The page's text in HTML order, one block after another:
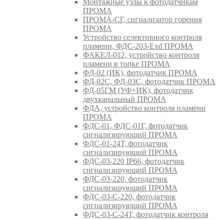
Монтажные узлы к фотодатчикам
ПРОМА
ПРОМА-СГ, сигнализатор горения
ПРОМА
Устройство селективного контроля
пламени, ФДС-203-Exd ПРОМА
ФАКЕЛ-012, устройство контроля
пламени в топке ПРОМА
ФД-02 (ИК), фотодатчик ПРОМА
ФД-02С, ФД-03С, фотодатчик ПРОМА
ФД-05ГМ (УФ+ИК), фотодатчик
двухканальный ПРОМА
ФДА, устройство контроля пламени
ПРОМА
ФДС-01, ФДС-01Г, фотодатчик
сигнализирующий ПРОМА
ФДС-01-24Т, фотодатчик
сигнализирующий ПРОМА
ФДС-03-220 IP66, фотодатчик
сигнализирующий ПРОМА
ФДС-03-220, фотодатчик
сигнализирующий ПРОМА
ФДС-03-С-220, фотодатчик
сигнализирующий ПРОМА
ФДС-03-С-24Т, фотодатчик контроля